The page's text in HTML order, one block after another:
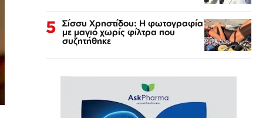
5 Σίσσυ Χρηστίδου: Η φωτογραφία
με μαγιό χωρίς φίλτρα που
συζητήθηκε